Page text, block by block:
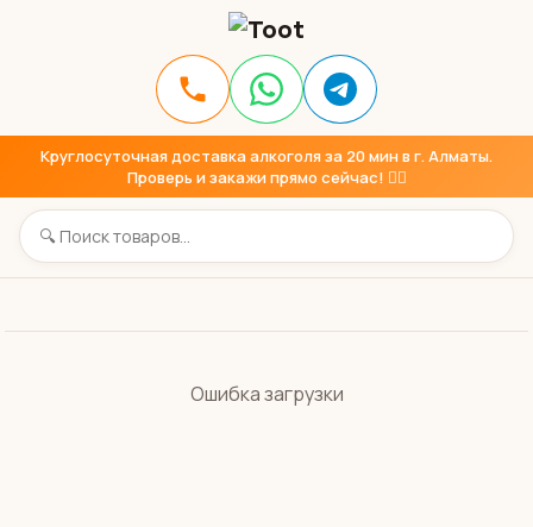
Круглосуточная доставка алкоголя за 20 мин в г. Алматы.
Проверь и закажи прямо сейчас! 👇🏼
Ошибка загрузки